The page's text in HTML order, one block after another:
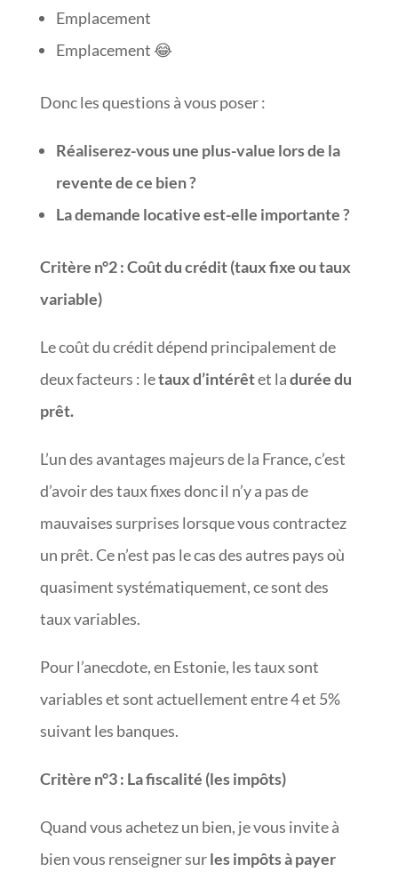
Emplacement
Emplacement 😂
Donc les questions à vous poser :
Réaliserez-vous une plus-value lors de la
revente de ce bien ?
La demande locative est-elle importante ?
Critère n°2:Coût du crédit (taux fixe ou taux
variable)
Le coût du crédit dépend principalement de
deux facteurs : letaux d’intérêtet ladurée du
prêt.
L’un des avantages majeurs de la France, c’est
d’avoir des taux fixes donc il n’y a pas de
mauvaises surprises lorsque vous contractez
un prêt. Ce n’est pas le cas des autres pays où
quasiment systématiquement, ce sont des
taux variables.
Pour l’anecdote, en Estonie, les taux sont
variables et sont actuellement entre 4 et 5%
suivant les banques.
Critère n°3: La fiscalité (les impôts)
Quand vous achetez un bien, je vous invite à
bien vous renseigner surles impôts à payer